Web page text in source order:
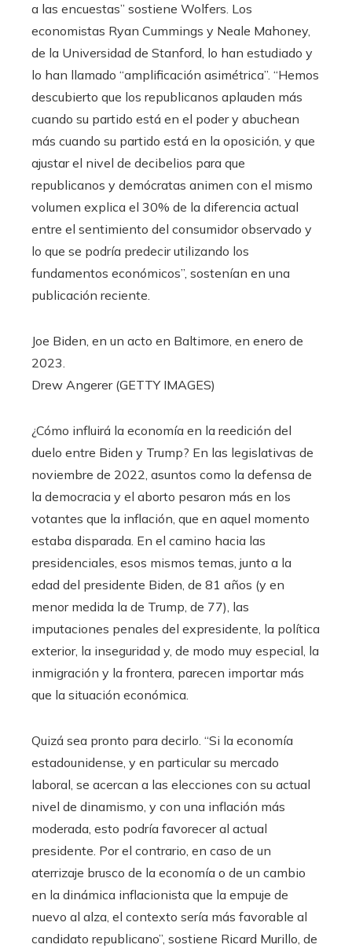
a las encuestas” sostiene Wolfers. Los
economistas Ryan Cummings y Neale Mahoney,
de la Universidad de Stanford, lo han estudiado y
lo han llamado “amplificación asimétrica”. “Hemos
descubierto que los republicanos aplauden más
cuando su partido está en el poder y abuchean
más cuando su partido está en la oposición, y que
ajustar el nivel de decibelios para que
republicanos y demócratas animen con el mismo
volumen explica el 30% de la diferencia actual
entre el sentimiento del consumidor observado y
lo que se podría predecir utilizando los
fundamentos económicos”, sostenían en una
publicación reciente.
Joe Biden, en un acto en Baltimore, en enero de
2023.
Drew Angerer (GETTY IMAGES)
¿Cómo influirá la economía en la reedición del
duelo entre Biden y Trump? En las legislativas de
noviembre de 2022, asuntos como la defensa de
la democracia y el aborto pesaron más en los
votantes que la inflación, que en aquel momento
estaba disparada. En el camino hacia las
presidenciales, esos mismos temas, junto a la
edad del presidente Biden, de 81 años (y en
menor medida la de Trump, de 77), las
imputaciones penales del expresidente, la política
exterior, la inseguridad y, de modo muy especial, la
inmigración y la frontera, parecen importar más
que la situación económica.
Quizá sea pronto para decirlo. “Si la economía
estadounidense, y en particular su mercado
laboral, se acercan a las elecciones con su actual
nivel de dinamismo, y con una inflación más
moderada, esto podría favorecer al actual
presidente. Por el contrario, en caso de un
aterrizaje brusco de la economía o de un cambio
en la dinámica inflacionista que la empuje de
nuevo al alza, el contexto sería más favorable al
candidato republicano”, sostiene Ricard Murillo, de